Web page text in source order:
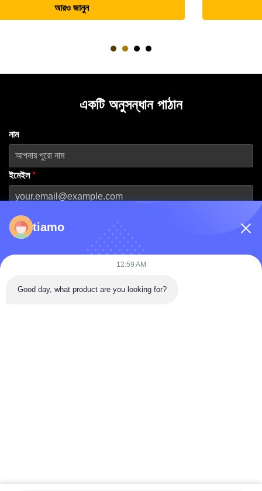
একটি অনুসন্ধান পাঠান
নাম
ইমেইল*
ফোন নম্বর
কোম্পানির নাম
tiamo
12:59 AM
Good day, what product are you looking for?